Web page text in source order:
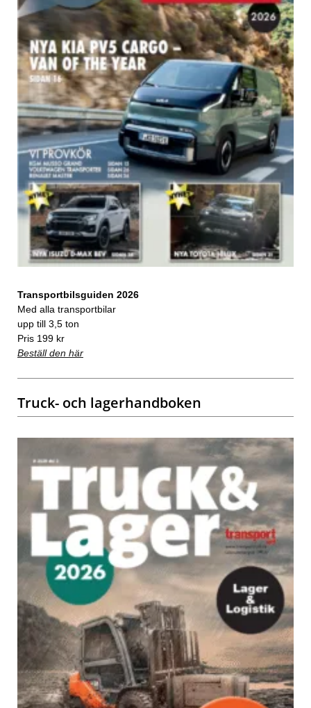
Transportbilsguiden 2026
Med alla transportbilar
upp till 3,5 ton
Pris 199 kr
Beställ den här
Truck- och lagerhandboken